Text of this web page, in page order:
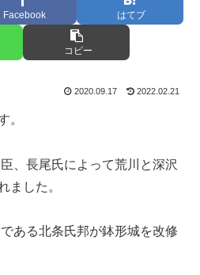
Facebook はてブ
コピー
2020.09.17 2022.02.21
。
、長尾氏によって荒川と深沢
ました。
ある北条氏邦が鉢形城を改修